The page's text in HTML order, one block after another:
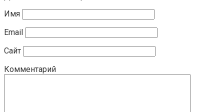
Имя
Email
Сайт
Комментарий